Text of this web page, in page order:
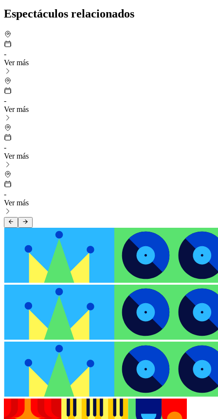
Espectáculos relacionados
-
Ver más
-
Ver más
-
Ver más
-
Ver más